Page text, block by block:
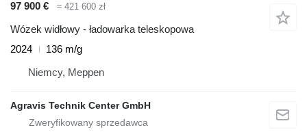
97 900 €
≈ 421 600 zł
Wózek widłowy - ładowarka teleskopowa
2024
136 m/g
Niemcy, Meppen
Agravis Technik Center GmbH